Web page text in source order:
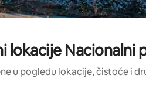
Nacionalni
u pogledu lokacije, čistoće i